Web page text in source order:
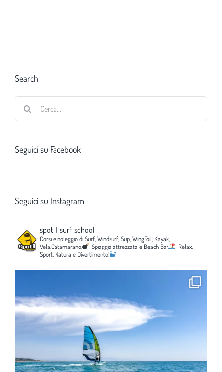
Search
Seguici su Facebook
Seguici su Instagram
spot_1_surf_school
Corsi e noleggio di Surf, Windsurf, Sup, WingFoil, Kayak,
Vela,Catamarano.
Spiaggia attrezzata e Beach Bar.
Relax,
Sport, Natura e Divertimento!